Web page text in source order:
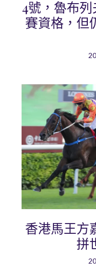
4號，魯布
賽資格，但
香港馬王方
拼